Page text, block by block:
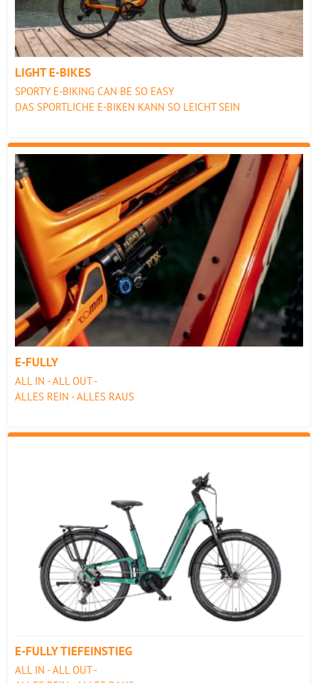
LIGHT E-BIKES
SPORTY E-BIKING CAN BE SO EASY
DAS SPORTLICHE E-BIKEN KANN SO LEICHT SEIN
E-FULLY
ALL IN - ALL OUT -
ALLES REIN - ALLES RAUS
E-FULLY TIEFEINSTIEG
ALL IN - ALL OUT -